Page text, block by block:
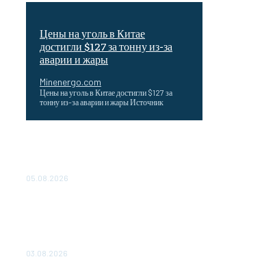
Цены на уголь в Китае
достигли $127 за тонну из-за
аварии и жары
Minenergo.com
Цены на уголь в Китае достигли $127 за
тонну из-за аварии и жары Источник
05.08.2026
03.08.2026